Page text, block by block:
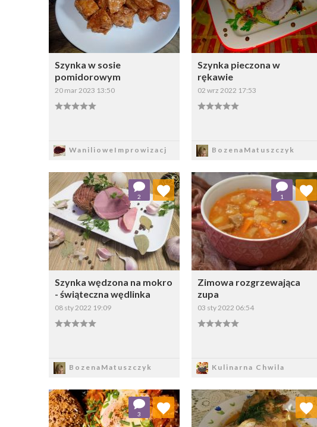
Szynka w sosie
pomidorowym
20 mar 2023 13:50
WanilioweImprowizacj
Szynka pieczona w
rękawie
02 wrz 2022 17:53
BozenaMatuszczyk
Szynka wędzona na mokro
- świąteczna wędlinka
08 sty 2022 19:09
BozenaMatuszczyk
2
Dodaj do ulubionych
Wybierz listę:
Zimowa rozgrzewająca
zupa
03 sty 2022 06:54
Kulinarna Chwila
1
Dodaj do ulubionych
Wybierz listę:
3
Dodaj do ulubionych Dodaj do ulubionych